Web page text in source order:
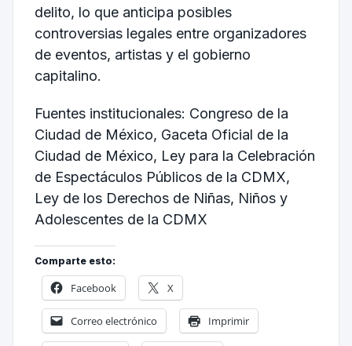
delito, lo que anticipa posibles
controversias legales entre organizadores
de eventos, artistas y el gobierno
capitalino.
Fuentes institucionales: Congreso de la
Ciudad de México, Gaceta Oficial de la
Ciudad de México, Ley para la Celebración
de Espectáculos Públicos de la CDMX,
Ley de los Derechos de Niñas, Niños y
Adolescentes de la CDMX
Comparte esto:
Facebook X
Correo electrónico Imprimir